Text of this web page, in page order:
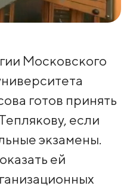
Московского
готов принять
если
экзамены.
ей